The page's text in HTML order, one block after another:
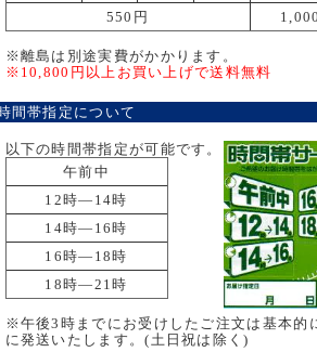
550円
※離島は別途実費がかかります。
※10,800円以上お買い上げで送料無料
間帯指定について
以下の時間帯指定が可能です。
午前中
12時―14時
14時―16時
16時―18時
18時―21時
※午後3時までにお受けしたご注文は基本的
に発送いたします。(土日祝は除く)